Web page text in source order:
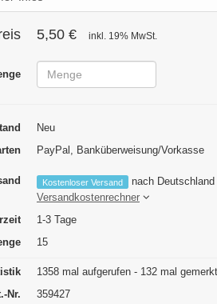
5,50 € inkl. 19% MwSt.
Neu
PayPal, Banküberweisung/Vorkasse
Kostenloser Versand
nach Deutschland
Versandkostenrechner
1-3 Tage
15
1358 mal aufgerufen - 132 mal gemerkt
Nr.
359427